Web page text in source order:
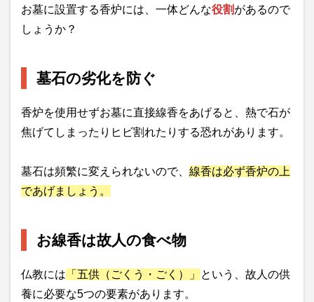
お墓に設置する香炉には、一体どんな役割があるので
しょうか？
墓石の劣化を防ぐ
香炉を使用せずお墓に直接線香をあげると、熱で石が
焦げてしまったりヒビ割れたりする恐れがあります。
墓石は頻繁に変えられないので、 線香は必ず香炉の上
であげましょう。
お線香は故人の食べ物
仏教には 「五供（ごくう・ごく）」
という、故人の供
養に必要な5つの要素があります。